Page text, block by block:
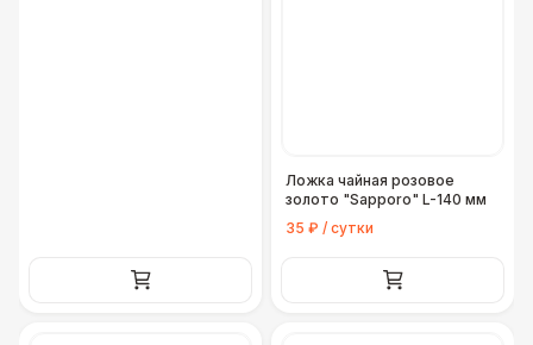
Ложка чайная розовое
золото "Sapporo" L-140 мм
35 ₽ / сутки